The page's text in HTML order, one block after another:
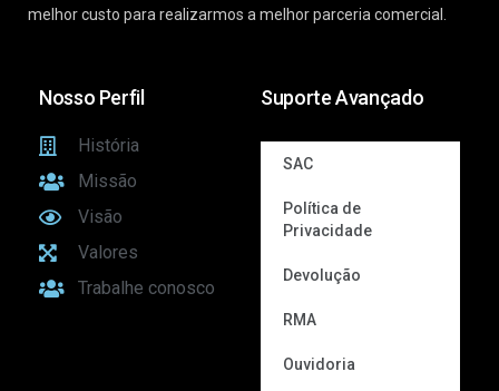
melhor custo para realizarmos a melhor parceria comercial.
Nosso Perfil
História
Missão
Visão
Valores
Trabalhe conosco
Suporte Avançado
SAC
Política de
Privacidade
Devolução
RMA
Ouvidoria